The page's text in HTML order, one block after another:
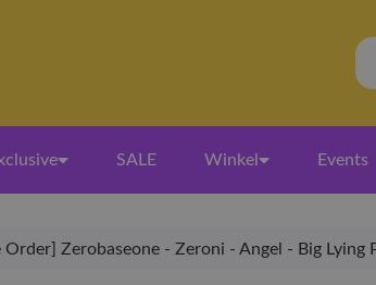
SALE Winkel Events
Order] Zerobaseone - Zeroni - Angel - Big Lying